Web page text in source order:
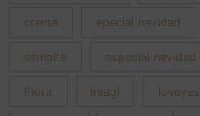
crema epecial navidad
esmalte especial navidad
Flora imagi loveyes